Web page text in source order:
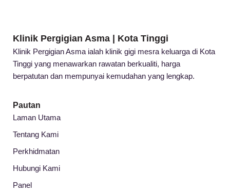
Klinik Pergigian Asma | Kota Tinggi
Klinik Pergigian Asma ialah klinik gigi mesra keluarga di Kota
Tinggi yang menawarkan rawatan berkualiti, harga
berpatutan dan mempunyai kemudahan yang lengkap.
Pautan
Laman Utama
Tentang Kami
Perkhidmatan
Hubungi Kami
Panel